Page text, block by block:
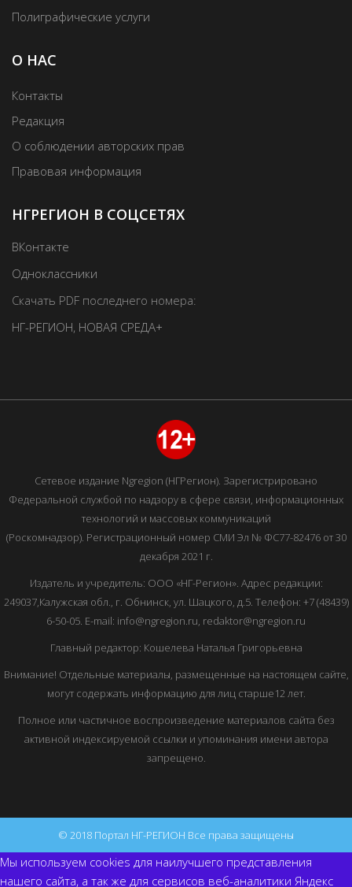
Полиграфические услуги
О НАС
Контакты
Редакция
О соблюдении авторских прав
Правовая информация
НГРЕГИОН В СОЦСЕТЯХ
ВКонтакте
Одноклассники
Скачать PDF последнего номера:
НГ-РЕГИОН, НОВАЯ СРЕДА+
Сетевое издание Ngregion (НГРегион). Зарегистрировано
Федеральной службой по надзору в сфере связи, информационных
технологий и массовых коммуникаций
(Роскомнадзор). Регистрационный номер СМИ Эл № ФС77-82476 от 30
декабря 2021 г.
Издатель и учредитель: ООО «НГ-Регион». Адрес редакции:
249037,Калужская обл., г. Обнинск, ул. Шацкого, д.5. Телефон: +7 (48439)
6-50-05. E-mail: info@ngregion.ru, redaktor@ngregion.ru
Главный редактор: Кошелева Наталья Григорьевна
Внимание! Отдельные материалы, размещенные на настоящем сайте,
могут содержать информацию для лиц старше12 лет.
Полное или частичное воспроизведение материалов сайта без
активной индексируемой ссылки и упоминания имени автора
запрещено.
© 2018 Портал НГ-РЕГИОН Все права защищены
Мы используем cookies для наилучшего представления
нашего сайта, а так же для сервисов веб-аналитики Яндекс